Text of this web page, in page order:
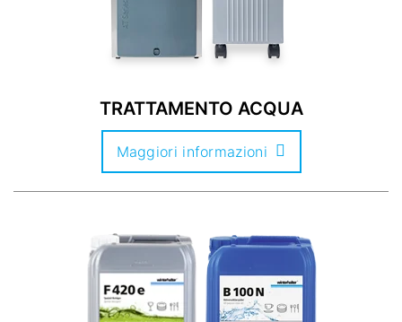
TRATTAMENTO ACQUA
Maggiori informazioni